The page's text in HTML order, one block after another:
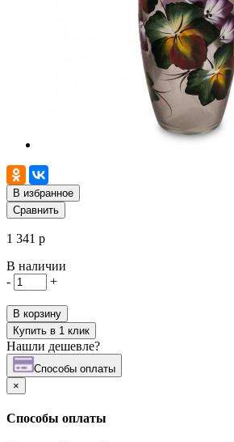
В избранное
Сравнить
1 341 р
В наличии
-
+
В корзину
Купить в 1 клик
Нашли дешевле?
Cпособы оплаты
×
Cпособы оплаты